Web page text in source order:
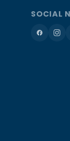
SOCIAL